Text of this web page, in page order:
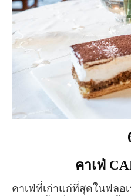
คาเฟ่
คาเฟ่ที่เก่าแก่ที่สุดในฟลอเรนซ์และเป็นคาเฟ่ชื่อดัง ถือ